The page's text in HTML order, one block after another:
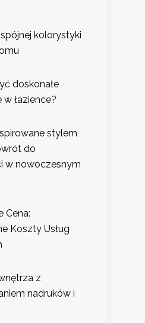
kolorystyki
doskonałe
łazience?
stylem
do
w nowoczesnym
Cena:
Koszty Usług
z
nadruków i